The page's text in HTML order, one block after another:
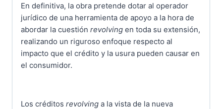
En definitiva, la obra pretende dotar al operador
jurídico de una herramienta de apoyo a la hora de
abordar la cuestión revolving en toda su extensión,
realizando un riguroso enfoque respecto al
impacto que el crédito y la usura pueden causar en
el consumidor.
Los créditos revolving a la vista de la nueva